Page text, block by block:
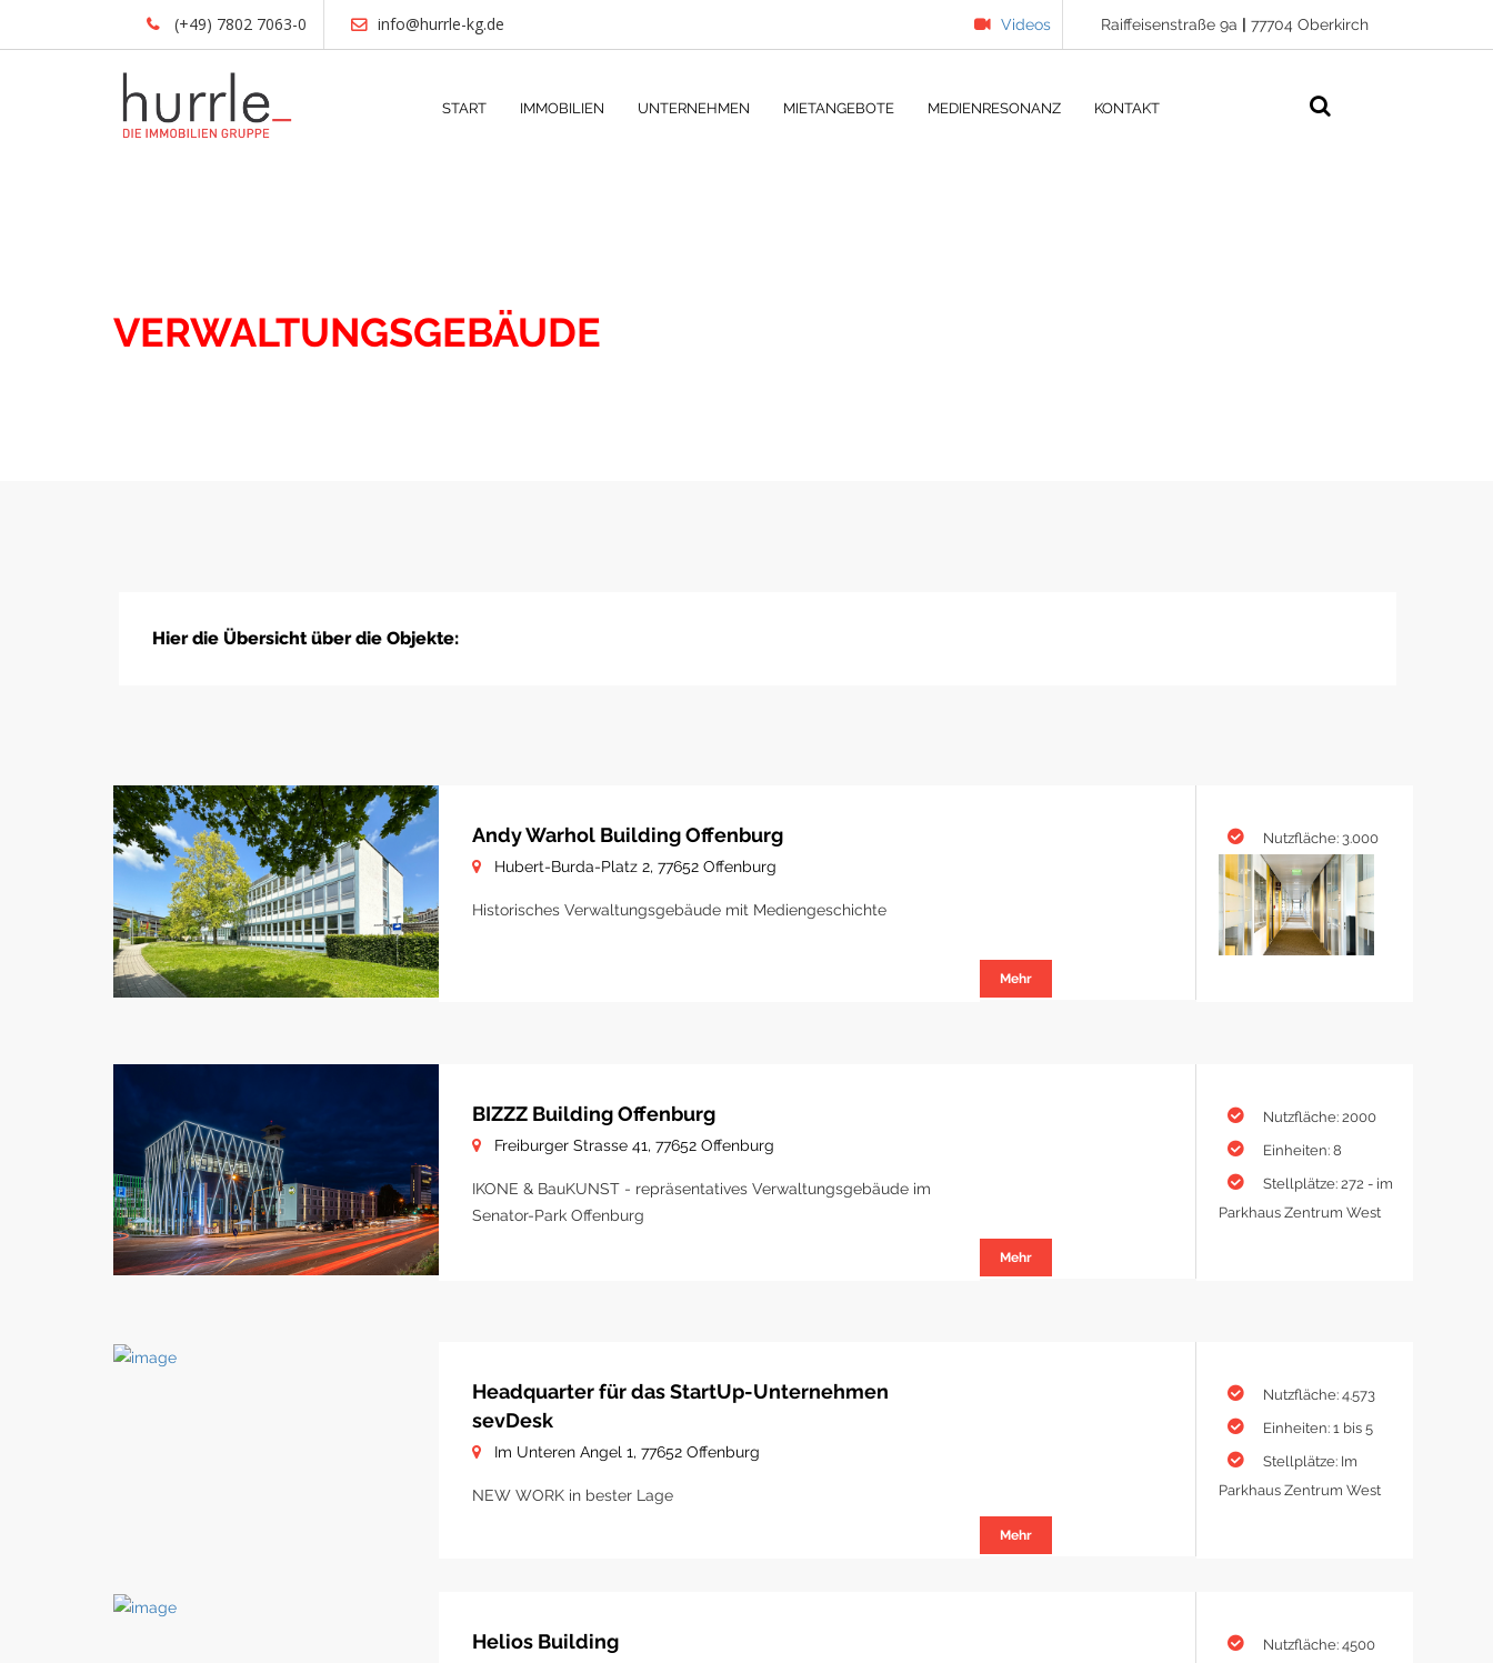
(+49) 7802 7063-0 info@hurrle-kg.de Videos Raiffeisenstraße 9a | 77704 Oberkirch
START IMMOBILIEN UNTERNEHMEN MIETANGEBOTE MEDIENRESONANZ KONTAKT
VERWALTUNGSGEBÄUDE
Hier die Übersicht über die Objekte:
Andy Warhol Building Offenburg
Hubert-Burda-Platz 2, 77652 Offenburg
Historisches Verwaltungsgebäude mit Mediengeschichte
Mehr
Nutzfläche: 3.000
BIZZZ Building Offenburg
Freiburger Strasse 41, 77652 Offenburg
IKONE & BauKUNST - repräsentatives Verwaltungsgebäude im
Senator-Park Offenburg
Mehr
Nutzfläche: 2000
Einheiten: 8
Stellplätze: 272 - im
Parkhaus Zentrum West
Headquarter für das StartUp-Unternehmen
sevDesk
Im Unteren Angel 1, 77652 Offenburg
NEW WORK in bester Lage
Mehr
Nutzfläche: 4.573
Einheiten: 1 bis 5
Stellplätze: Im
Parkhaus Zentrum West
Helios Building
Nutzfläche: 4500